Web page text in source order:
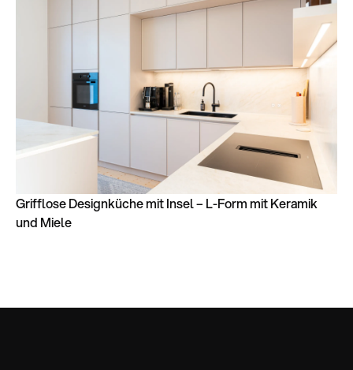
Grifflose Designküche mit Insel – L-Form mit Keramik
und Miele